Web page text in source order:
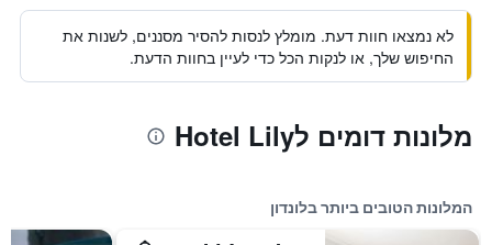
לא נמצאו חוות דעת. מומלץ לנסות להסיר מסננים, לשנות את
החיפוש שלך, או לנקות הכל כדי לעיין בחוות הדעת.
מלונות דומים לHotel Lily
המלונות הטובים ביותר בלונדון